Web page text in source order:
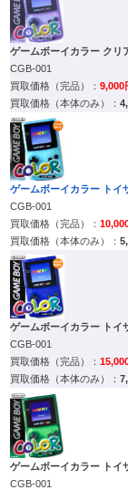
ゲームボーイカラー クリ
CGB-001
9,000
ゲームボーイカラー トイ
CGB-001
ゲームボーイカラー トイ
CGB-001
ゲームボーイカラー トイ
CGB-001